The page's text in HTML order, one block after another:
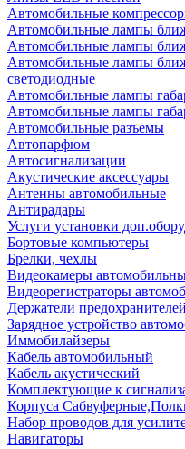
Автомобильные
Автомобильные лампы
Автомобильные лампы
Автомобильные лампы
светодиодные
Автомобильные лампы
Автомобильные лампы
Автомобильные разъемы
Автопарфюм
Автосигнализации
Акустические аксессуары
Антенны автомобильные
Антирадары
Услуги установки
Бортовые компьютеры
Брелки, чехлы
Видеокамеры
Видеорегистраторы
Держатели предохранителей
Зарядное устройство
Иммобилайзеры
Кабель автомобильный
Кабель акустический
Комплектующие к
Корпуса
Набор проводов для
Навигаторы